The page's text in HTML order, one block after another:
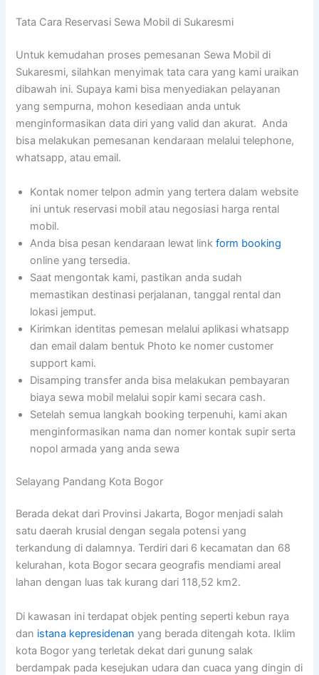
Tata Cara Reservasi Sewa Mobil di Sukaresmi
Untuk kemudahan proses pemesanan Sewa Mobil di
Sukaresmi, silahkan menyimak tata cara yang kami uraikan
dibawah ini. Supaya kami bisa menyediakan pelayanan
yang sempurna, mohon kesediaan anda untuk
menginformasikan data diri yang valid dan akurat. Anda
bisa melakukan pemesanan kendaraan melalui telephone,
whatsapp, atau email.
Kontak nomer telpon admin yang tertera dalam website
ini untuk reservasi mobil atau negosiasi harga rental
mobil.
Anda bisa pesan kendaraan lewat linkform booking
online yang tersedia.
Saat mengontak kami, pastikan anda sudah
memastikan destinasi perjalanan, tanggal rental dan
lokasi jemput.
Kirimkan identitas pemesan melalui aplikasi whatsapp
dan email dalam bentuk Photo ke nomer customer
support kami.
Disamping transfer anda bisa melakukan pembayaran
biaya sewa mobil melalui sopir kami secara cash.
Setelah semua langkah booking terpenuhi, kami akan
menginformasikan nama dan nomer kontak supir serta
nopol armada yang anda sewa
Selayang Pandang Kota Bogor
Berada dekat dari Provinsi Jakarta, Bogor menjadi salah
satu daerah krusial dengan segala potensi yang
terkandung di dalamnya. Terdiri dari 6 kecamatan dan 68
kelurahan, kota Bogor secara geografis mendiami areal
lahan dengan luas tak kurang dari 118,52 km2.
Di kawasan ini terdapat objek penting seperti kebun raya
dan istana kepresidenan yang berada ditengah kota. Iklim
kota Bogor yang terletak dekat dari gunung salak
berdampak pada kesejukan udara dan cuaca yang dingin di